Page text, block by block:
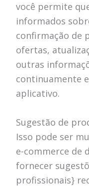
você permite
informados
confirmação de
ofertas,
outras
continuamente
aplicativo.
Sugestão de
Isso pode ser
e-commerce de
fornecer
profissionais}